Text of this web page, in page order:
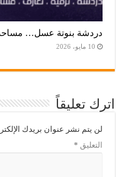
دردشة بنوتة عسل… مساحة
10 مايو، 2026
اترك تعليقاً
لن يتم نشر عنوان بريدك
التعليق *